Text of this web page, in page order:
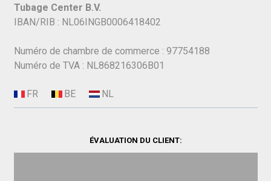
Tubage Center B.V.
IBAN/RIB : NL06INGB0006418402
Numéro de chambre de commerce : 97754188
Numéro de TVA : NL868216306B01
ÉVALUATION DU CLIENT: